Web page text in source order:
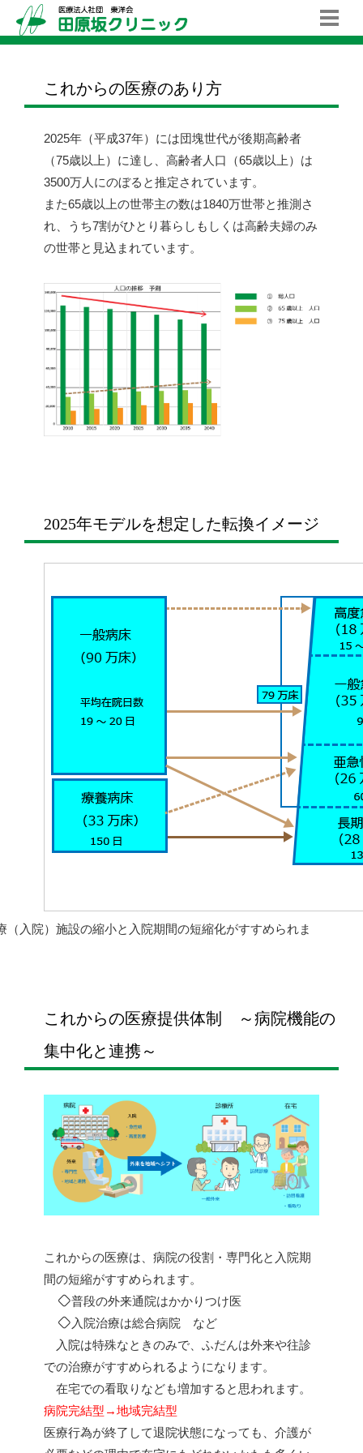
これからの医療のあり方
2025年（平成37年）には団塊世代が後期高齢者
（75歳以上）に達し、高齢者人口（65歳以上）は
3500万人にのぼると推定されています。
また65歳以上の世帯主の数は1840万世帯と推測さ
れ、うち7割がひとり暮らしもしくは高齢夫婦のみ
の世帯と見込まれています。
2025年モデルを想定した転換イメージ
（入院）施設の縮小と入院期間の短縮化がすすめられま
これからの医療提供体制 ～病院機能の
集中化と連携～
これからの医療は、病院の役割・専門化と入院期
間の短縮がすすめられます。
普段の外来通院はかかりつけ医
入院治療は総合病院 など
入院は特殊なときのみで、ふだんは外来や往診
での治療がすすめられるようになります。
在宅での看取りなども増加すると思われます。
病院完結型→地域完結型
医療行為が終了して退院状態になっても、介護が